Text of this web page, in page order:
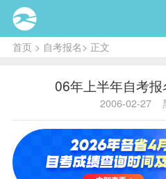
首页> 自考报名> 正文
06年上半年自考
2006-02-27